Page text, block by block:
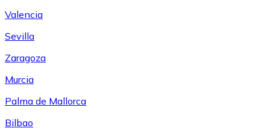
Valencia
Sevilla
Zaragoza
Murcia
Palma de Mallorca
Bilbao